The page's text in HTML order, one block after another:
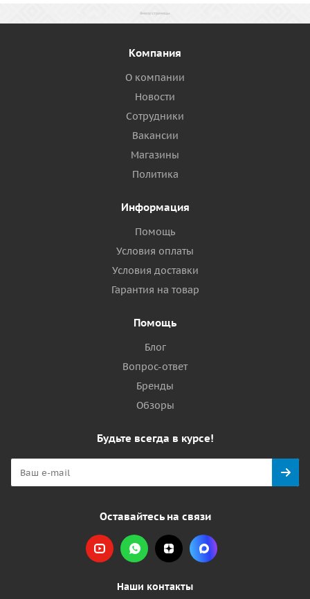
Компания
О компании
Новости
Сотрудники
Вакансии
Магазины
Политика
Информация
Помощь
Условия оплаты
Условия доставки
Гарантия на товар
Помощь
Блог
Вопрос-ответ
Бренды
Обзоры
Будьте всегда в курсе!
Оставайтесь на связи
Наши контакты